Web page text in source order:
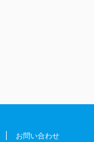
お問い合わせ